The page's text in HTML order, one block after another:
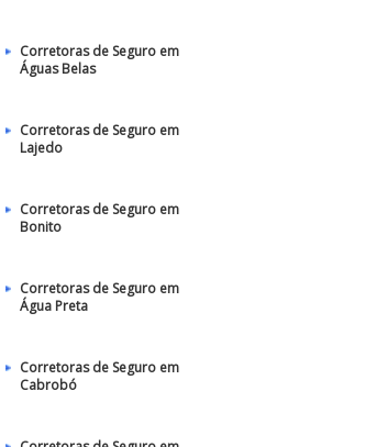
Corretoras de Seguro em
Águas Belas
Corretoras de Seguro em
Lajedo
Corretoras de Seguro em
Bonito
Corretoras de Seguro em
Água Preta
Corretoras de Seguro em
Cabrobó